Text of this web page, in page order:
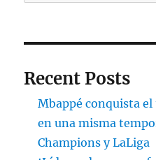
Recent Posts
Mbappé conquista
en una misma
Champions y LaLiga